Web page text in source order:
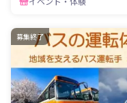
募集終了